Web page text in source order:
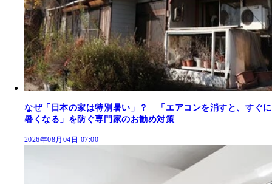
なぜ「日本の家は特別暑い」？ 「エアコンを消すと、すぐに
暑くなる」を防ぐ専門家のお勧め対策
2026年08月04日 07:00